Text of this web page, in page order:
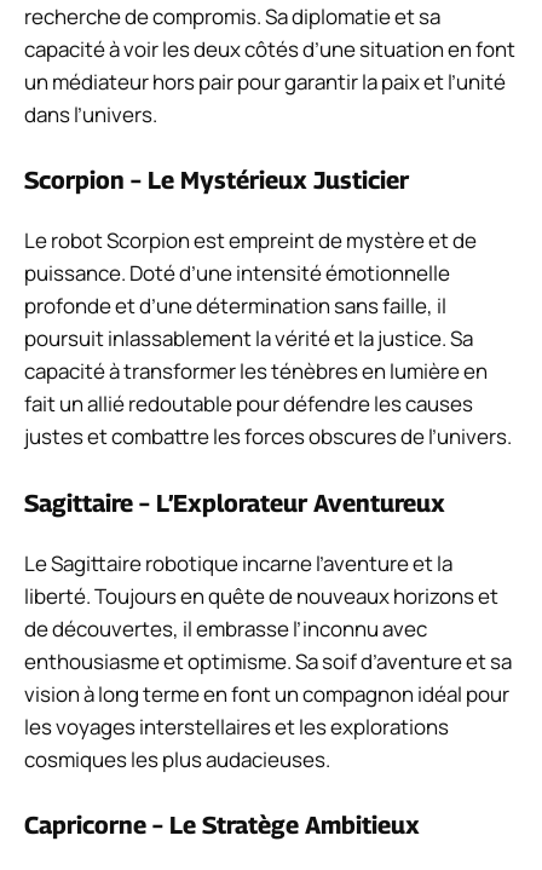
recherche de compromis. Sa diplomatie et sa
capacité à voir les deux côtés d’une situation en font
un médiateur hors pair pour garantir la paix et l’unité
dans l’univers.
Scorpion – Le Mystérieux Justicier
Le robot Scorpion est empreint de mystère et de
puissance. Doté d’une intensité émotionnelle
profonde et d’une détermination sans faille, il
poursuit inlassablement la vérité et la justice. Sa
capacité à transformer les ténèbres en lumière en
fait un allié redoutable pour défendre les causes
justes et combattre les forces obscures de l’univers.
Sagittaire – L’Explorateur Aventureux
Le Sagittaire robotique incarne l’aventure et la
liberté. Toujours en quête de nouveaux horizons et
de découvertes, il embrasse l’inconnu avec
enthousiasme et optimisme. Sa soif d’aventure et sa
vision à long terme en font un compagnon idéal pour
les voyages interstellaires et les explorations
cosmiques les plus audacieuses.
Capricorne – Le Stratège Ambitieux